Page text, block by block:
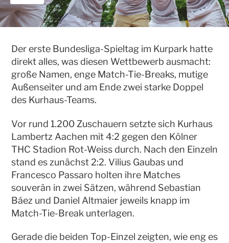
Der erste Bundesliga-Spieltag im Kurpark hatte
direkt alles, was diesen Wettbewerb ausmacht:
große Namen, enge Match-Tie-Breaks, mutige
Außenseiter und am Ende zwei starke Doppel
des Kurhaus-Teams.
Vor rund 1.200 Zuschauern setzte sich Kurhaus
Lambertz Aachen mit 4:2 gegen den Kölner
THC Stadion Rot-Weiss durch. Nach den Einzeln
stand es zunächst 2:2. Vilius Gaubas und
Francesco Passaro holten ihre Matches
souverän in zwei Sätzen, während Sebastian
Báez und Daniel Altmaier jeweils knapp im
Match-Tie-Break unterlagen.
Gerade die beiden Top-Einzel zeigten, wie eng es